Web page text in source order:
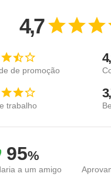
4,7
de promoção
trabalho
95%
a um amigo